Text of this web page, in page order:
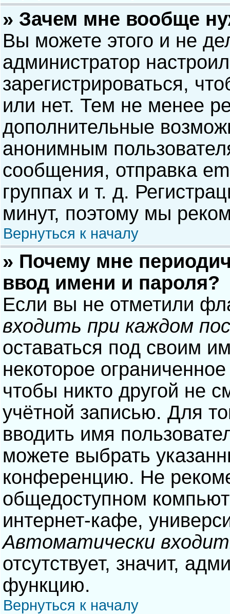
» Зачем мне вообще
Вы можете этого и не
администратор
зарегистрироваться,
или нет. Тем не менее
дополнительные
анонимным
сообщения, отправка
группах и т. д.
минут, поэтому мы
Вернуться к началу
» Почему мне
ввод имени и пароля?
Если вы не отметили
входить при каждом
оставаться под своим
некоторое
чтобы никто другой не
учётной записью. Для
вводить имя
можете выбрать
конференцию. Не
общедоступном
интернет-кафе,
Автоматически
отсутствует, значит,
функцию.
Вернуться к началу